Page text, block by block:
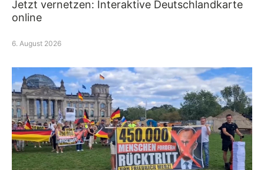
Jetzt vernetzen: Interaktive Deutschlandkarte
online
6. August 2026